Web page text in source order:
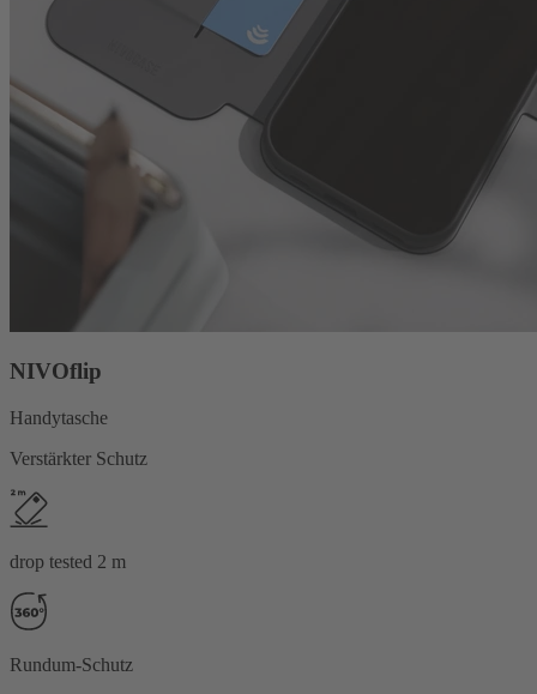
NIVOflip
Handytasche
Verstärkter Schutz
drop tested 2 m
Rundum-Schutz